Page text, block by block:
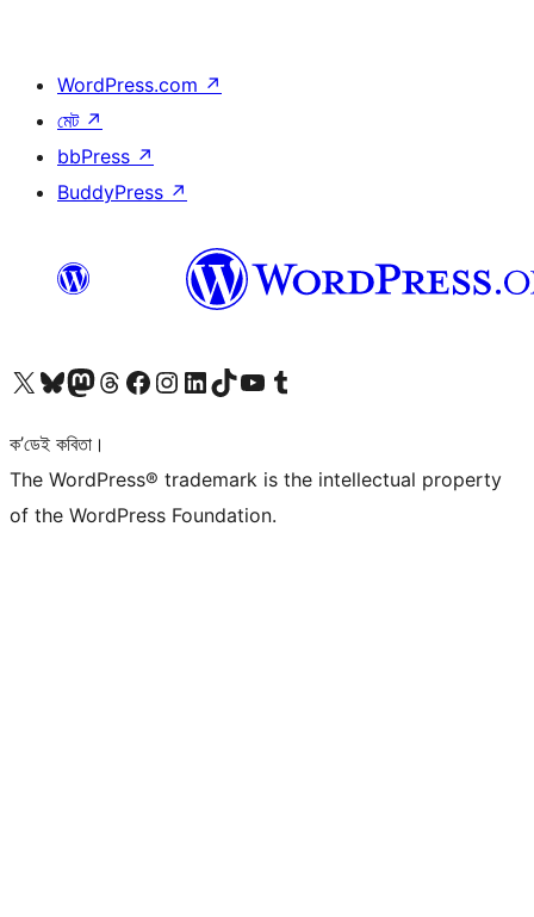
WordPress.com ↗
মেট ↗
bbPress ↗
BuddyPress ↗
আমাৰ X (আগৰ Twitter) একাউণ্টলৈ যাওকআমাৰ Bluesky একাউণ্টলৈ যাওকআমাৰ Mastodon একাউণ্টলৈ যাওকআমাৰ Threads একাউণ্টলৈ যাওকআমাৰ Facebook পৃষ্ঠালৈ যাওকআমাৰ Instagram একাউণ্টলৈ যাওকআমাৰ LinkedIn একাউণ্টলৈ যাওকআমাৰ TikTok একাউণ্টলৈ যাওকআমাৰ YouTube চেনেললৈ যাওকআমাৰ Tumblr একাউণ্টলৈ যাওক
ক’ডেই কবিতা।
The WordPress® trademark is the intellectual property
of the WordPress Foundation.